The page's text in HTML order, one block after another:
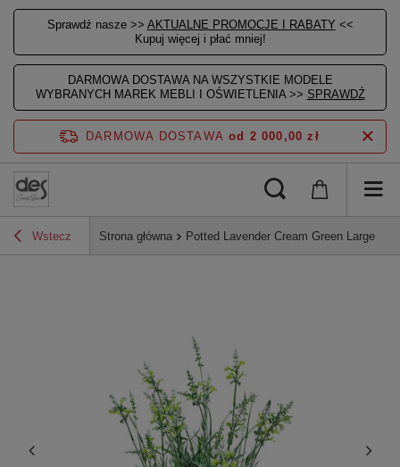
Sprawdź nasze >> AKTUALNE PROMOCJE I RABATY <<
Kupuj więcej i płać mniej!
DARMOWA DOSTAWA NA WSZYSTKIE MODELE
WYBRANYCH MAREK MEBLI I OŚWIETLENIA >> SPRAWDŹ
DARMOWA DOSTAWA od 2 000,00 zł
Wstecz Strona główna Potted Lavender Cream Green Large